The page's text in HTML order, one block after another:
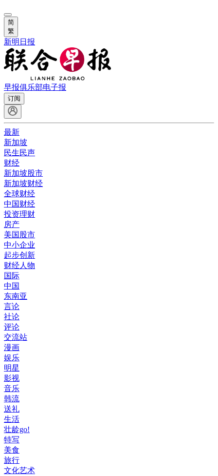
简
繁
新明日报
早报俱乐部电子报
订阅
最新
新加坡
民生民声
财经
新加坡股市
新加坡财经
全球财经
中国财经
投资理财
房产
美国股市
中小企业
起步创新
财经人物
国际
中国
东南亚
言论
社论
评论
交流站
漫画
娱乐
明星
影视
音乐
韩流
送礼
生活
壮龄go!
特写
美食
旅行
文化艺术